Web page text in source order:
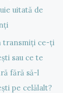
uitată de
transmiți ce-ți
sau ce te
fără să-l
pe celălalt?